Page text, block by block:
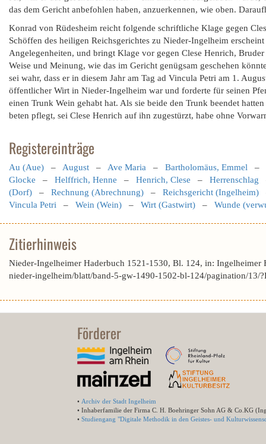
das dem Gericht anbefohlen haben, anzuerkennen, wie oben.
Konrad von Rüdesheim reicht folgende schriftliche Klage gegen
Schöffen des heiligen Reichsgerichtes zu Nieder-Ingelheim
Angelegenheiten, und bringt Klage vor gegen Clese Henrich,
Weise und Meinung, wie das im Gericht genügsam geschehen
sei wahr, dass er in diesem Jahr am Tag ad Vincula Petri am 1.
öffentlicher Wirt in Nieder-Ingelheim war und forderte für seinen
einen Trunk Wein gehabt hat. Als sie beide den Trunk beendet
beten pflegt, sei Clese Henrich auf ihn zugestürzt, habe ohne
Registereinträge
Au (Aue) – August – Ave Maria – Bartholomäus, Emmel –
Glocke – Helffrich, Henne – Henrich, Clese – Herrenschlag
(Dorf) – Rechnung (Abrechnung) – Reichsgericht (Ingelheim)
Vincula Petri – Wein (Wein) – Wirt (Gastwirt) – Wunde
Zitierhinweis
Nieder-Ingelheimer Haderbuch 1521-1530, Bl. 124, in:
nieder-ingelheim/blatt/band-5-gw-1490-1502-bl-124/pagination/
Förderer
• Archiv der Stadt Ingelheim
• Inhaberfamilie der Firma C. H. Boehringer Sohn AG & Co.KG
• Studiengang "Digitale Methodik in den Geistes- und